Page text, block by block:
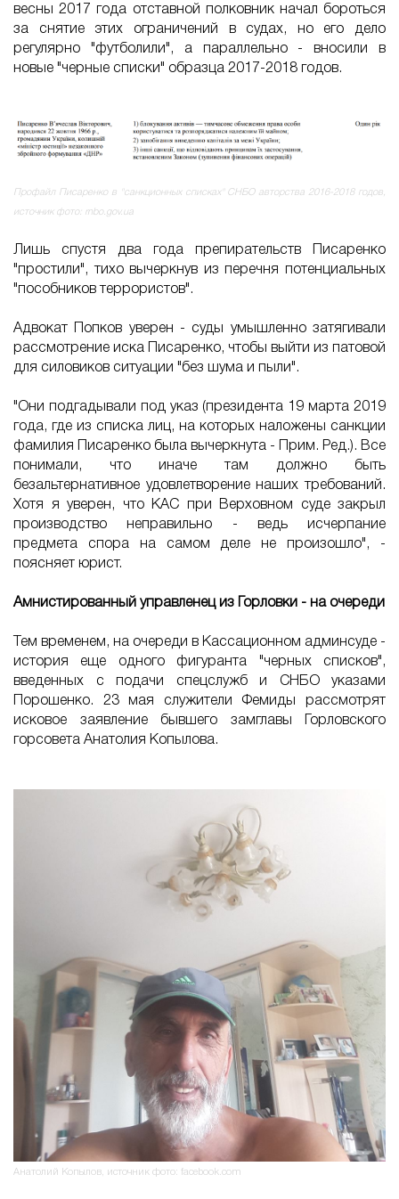
весны 2017 года отставной полковник начал бороться
за снятие этих ограничений в судах, но его дело
регулярно "футболили", а параллельно - вносили в
новые "черные списки" образца 2017-2018 годов.
Профайл Писаренко в "санкционных списках" СНБО авторства 2016-2018 годов,
источник фото: rnbo.gov.ua
Лишь спустя два года препирательств Писаренко
"простили", тихо вычеркнув из перечня потенциальных
"пособников террористов".
Адвокат Попков уверен - суды умышленно затягивали
рассмотрение иска Писаренко, чтобы выйти из патовой
для силовиков ситуации "без шума и пыли".
"Они подгадывали под указ (президента 19 марта 2019
года, где из списка лиц, на которых наложены санкции
фамилия Писаренко была вычеркнута - Прим. Ред.). Все
понимали, что иначе там должно быть
безальтернативное удовлетворение наших требований.
Хотя я уверен, что КАС при Верховном суде закрыл
производство неправильно - ведь исчерпание
предмета спора на самом деле не произошло", -
поясняет юрист.
Амнистированный управленец из Горловки - на очереди
Тем временем, на очереди в Кассационном админсуде -
история еще одного фигуранта "черных списков",
введенных с подачи спецслужб и СНБО указами
Порошенко. 23 мая служители Фемиды рассмотрят
исковое заявление бывшего замглавы Горловского
горсовета Анатолия Копылова.
Анатолий Копылов, источник фото: facebook.com